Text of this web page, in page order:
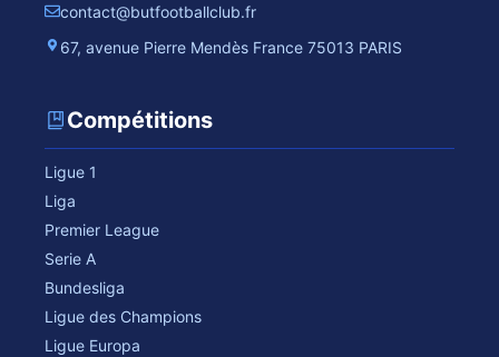
contact@butfootballclub.fr
67, avenue Pierre Mendès France 75013 PARIS
Compétitions
Ligue 1
Liga
Premier League
Serie A
Bundesliga
Ligue des Champions
Ligue Europa